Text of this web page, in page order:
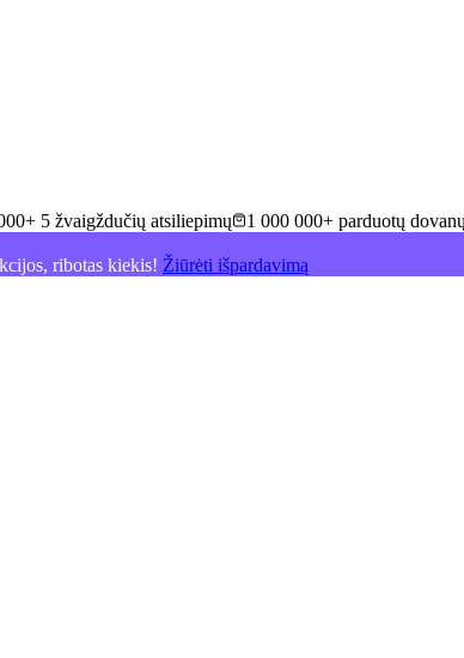
5 žvaigždučių atsiliepimų 1 000 000+ parduotų
ribotas kiekis! Žiūrėti išpardavimą